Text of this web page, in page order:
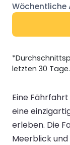
letzten 30
Eine
eine
erleben. Die
Meerblick